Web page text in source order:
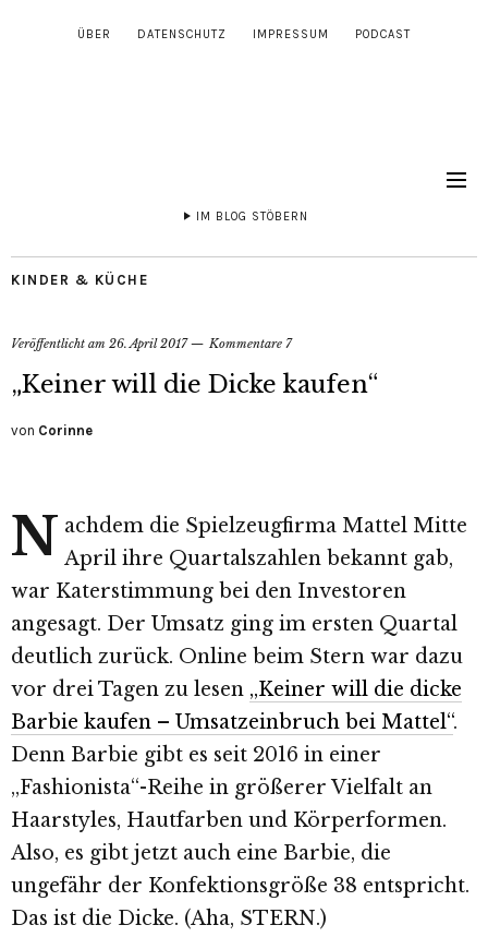
ÜBER DATENSCHUTZ IMPRESSUM PODCAST
IM BLOG STÖBERN
KINDER & KÜCHE
Veröffentlicht am 26. April 2017 Kommentare 7
„Keiner will die Dicke kaufen“
von Corinne
N achdem die Spielzeugfirma Mattel Mitte
April ihre Quartalszahlen bekannt gab,
war Katerstimmung bei den Investoren
angesagt. Der Umsatz ging im ersten Quartal
deutlich zurück. Online beim Stern war dazu
vor drei Tagen zu lesen „Keiner will die dicke
Barbie kaufen – Umsatzeinbruch bei Mattel“.
Denn Barbie gibt es seit 2016 in einer
„Fashionista“-Reihe in größerer Vielfalt an
Haarstyles, Hautfarben und Körperformen.
Also, es gibt jetzt auch eine Barbie, die
ungefähr der Konfektionsgröße 38 entspricht.
Das ist die Dicke. (Aha, STERN.)